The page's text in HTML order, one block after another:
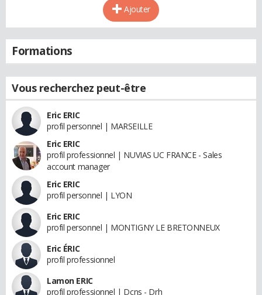
Ajouter
Formations
Vous recherchez peut-être
Eric ERIC
profil personnel | MARSEILLE
Eric ERIC
profil professionnel | NUVIAS UC FRANCE - Sales
account manager
Eric ERIC
profil personnel | LYON
Eric ERIC
profil personnel | MONTIGNY LE BRETONNEUX
Eric ÉRIC
profil professionnel
Lamon ERIC
profil professionnel | Dcns - Drh